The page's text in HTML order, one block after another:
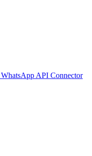
WhatsApp API Connector